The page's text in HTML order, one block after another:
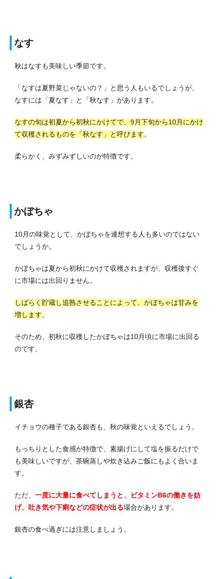
なす
秋はなすも美味しい季節です。
「なすは夏野菜じゃないの？」と思う人もいるでしょうが、
なすには「夏なす」と「秋なす」があります。
なすの旬は初夏から初秋にかけてで、9月下旬から10月にかけ
て収穫されるものを「秋なす」と呼びます。
柔らかく、みずみずしいのが特徴です。
かぼちゃ
10月の味覚として、かぼちゃを連想する人も多いのではない
でしょうか。
かぼちゃは夏から初秋にかけて収穫されますが、収穫後すぐ
に市場には出回りません。
しばらく貯蔵し追熟させることによって、かぼちゃは甘みを
増します。
そのため、初秋に収穫したかぼちゃは10月頃に市場に出回る
のです。
銀杏
イチョウの種子である銀杏も、秋の味覚といえるでしょう。
もっちりとした食感が特徴で、素揚げにして塩を振るだけで
も美味しいですが、茶碗蒸しや炊き込みご飯にもよく合いま
す。
ただ、 一度に大量に食べてしまうと、ビタミンB6の働きを妨
げ、吐き気や下痢などの症状が出る場合があります。
銀杏の食べ過ぎには注意しましょう。